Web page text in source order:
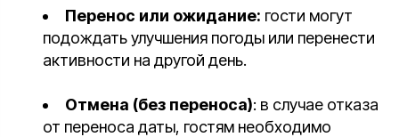
Перенос или ожидание: гости могут
подождать улучшения погоды или перенести
активности на другой день.
Отмена (без переноса): в случае отказа
от переноса даты, гостям необходимо